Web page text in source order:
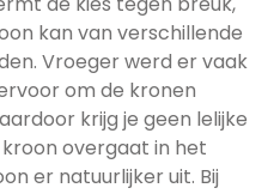
kan van verschillende
Vroeger werd er vaak
om de kronen
krijg je geen lelijke
overgaat in het
er natuurlijker uit. Bij